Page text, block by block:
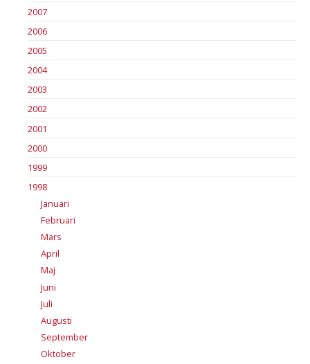
2007
2006
2005
2004
2003
2002
2001
2000
1999
1998
Januari
Februari
Mars
April
Maj
Juni
Juli
Augusti
September
Oktober